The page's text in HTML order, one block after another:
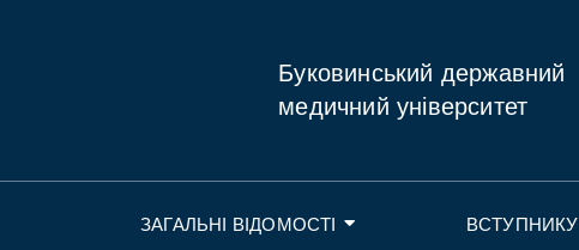
Буковинський державний
медичний університет
ЗАГАЛЬНІ ВІДОМОСТІ ВСТУПНИКУ